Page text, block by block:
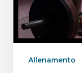
Allenamento